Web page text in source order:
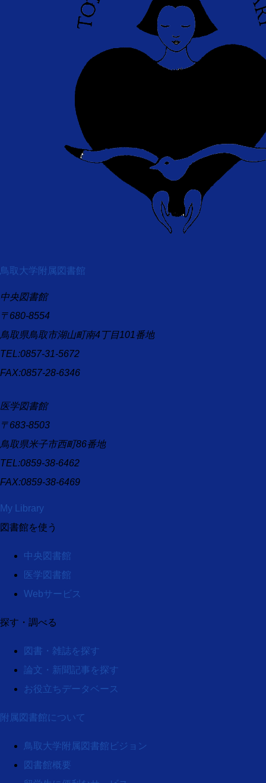
鳥取大学附属図書館
中央図書館
〒680-8554
鳥取県鳥取市湖山町南4丁目101番地
TEL:0857-31-5672
FAX:0857-28-6346
医学図書館
〒683-8503
鳥取県米子市西町86番地
TEL:0859-38-6462
FAX:0859-38-6469
My Library
図書館を使う
中央図書館
医学図書館
Webサービス
探す・調べる
図書・雑誌を探す
論文・新聞記事を探す
お役立ちデータベース
附属図書館について
鳥取大学附属図書館ビジョン
図書館概要